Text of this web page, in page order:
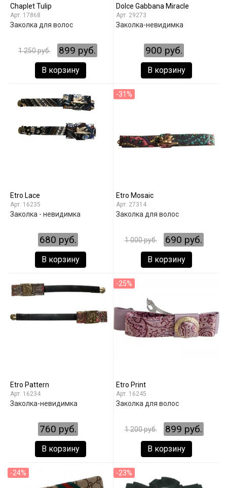
Chaplet Tulip
17868
Заколка для волос
1 250 руб. 899 руб.
В корзину
Dolce Gabbana Miracle
29273
Заколка-невидимка
900 руб.
В корзину
Etro Lace
16235
Заколка - невидимка
680 руб.
В корзину
-31%
Etro Mosaic
27314
Заколка для волос
1 000 руб. 690 руб.
В корзину
Etro Pattern
16234
Заколка-невидимка
760 руб.
В корзину
-25%
Etro Print
16245
Заколка для волос
1 200 руб. 899 руб.
В корзину
-24% -23%